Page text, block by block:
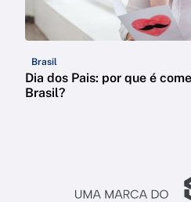
Brasil
Dia dos Pais: por que é
Brasil?